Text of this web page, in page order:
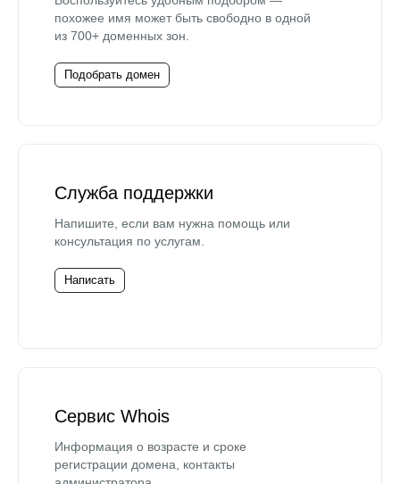
похожее имя может быть свободно в одной
из 700+ доменных зон.
Подобрать домен
Служба поддержки
Напишите, если вам нужна помощь или
консультация по услугам.
Написать
Сервис Whois
Информация о возрасте и сроке
регистрации домена, контакты